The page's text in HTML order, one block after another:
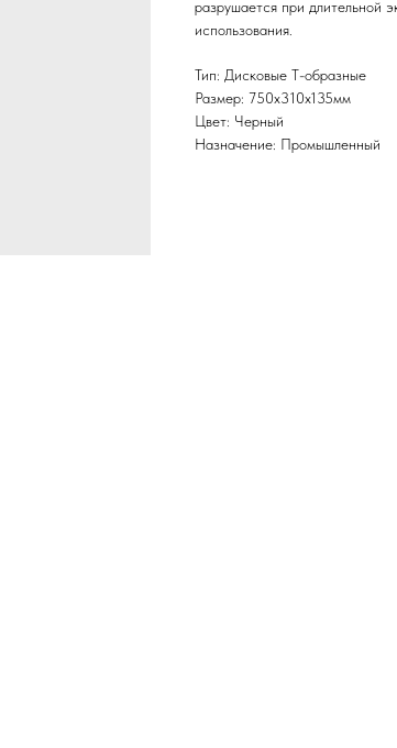
разрушается при длительной
использования.
Тип: Дисковые Т-образные
Размер: 750х310х135мм
Цвет: Черный
Назначение: Промышленный